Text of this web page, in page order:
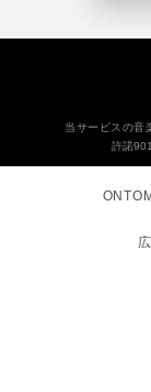
当サービスの音
許諾